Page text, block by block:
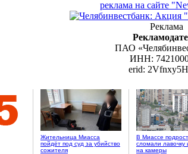
реклама на сайте
Реклама
ПАО
ИНН:
erid:
Жительница Миасса
пойдёт под суд за убийство
сожителя
В Миассе
сломали лавочку
на камеры